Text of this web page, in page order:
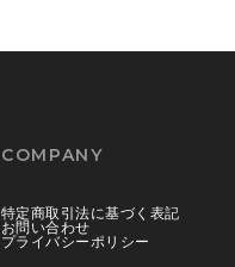
COMPANY
特定商取引法に基づく表記
お問い合わせ
プライバシーポリシー